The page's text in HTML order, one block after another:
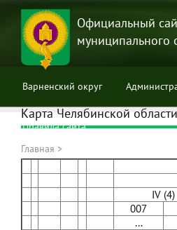
Перейти
основному
содержанию
Официальный
муниципального
Варненский округ
Правила сайта
Карта Челябинской
Строка
навигации
Главная >
IV (4)
007
...